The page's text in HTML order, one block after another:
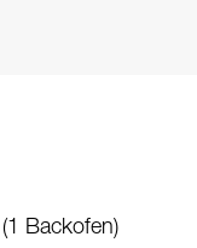
Backofen)